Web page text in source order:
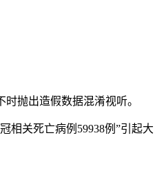
抛出造假数据混淆视听。
相关死亡病例59938例”引起大